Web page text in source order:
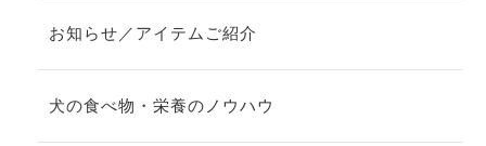
お知らせ／アイテムご紹介
犬の食べ物・栄養のノウハウ